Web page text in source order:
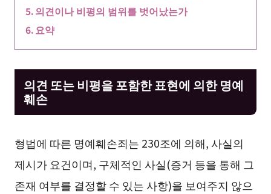
의견이나 비평의 범위를 벗어났는가
요약
의견 또는 비평을 포함한 표현에 의한 명예
훼손
형법에 따른 명예훼손죄는 230조에 의해, 사실의
제시가 요건이며, 구체적인 사실(증거 등을 통해 그
존재 여부를 결정할 수 있는 사항)을 보여주지 않으